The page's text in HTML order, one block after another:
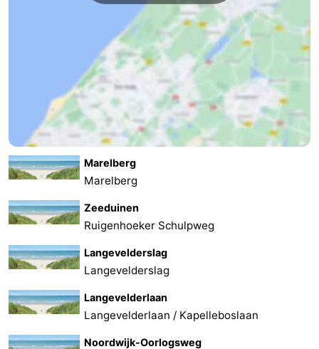
Marelberg
Marelberg
Zeeduinen
Ruigenhoeker Schulpweg
Langevelderslag
Langevelderslag
Langevelderlaan
Langevelderlaan / Kapelleboslaan
Noordwijk-Oorlogsweg